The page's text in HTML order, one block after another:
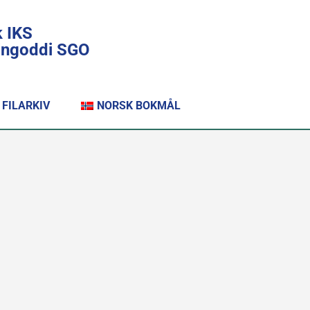
IKS
SGO
FILARKIV NORSK BOKMÅL